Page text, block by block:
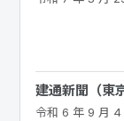
建通新聞（東
令和 6 年 9 月 4